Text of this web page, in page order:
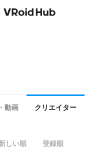
動画 クリエイター
しい順 登録順